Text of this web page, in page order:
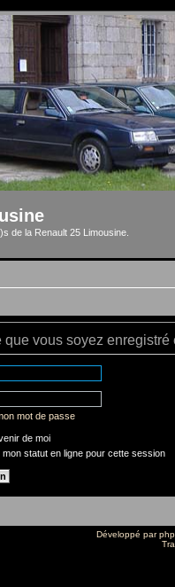
de la Renault 25 Limousine.
que vous soyez
mot de passe
de moi
mon statut en ligne pour cette session
Développé par